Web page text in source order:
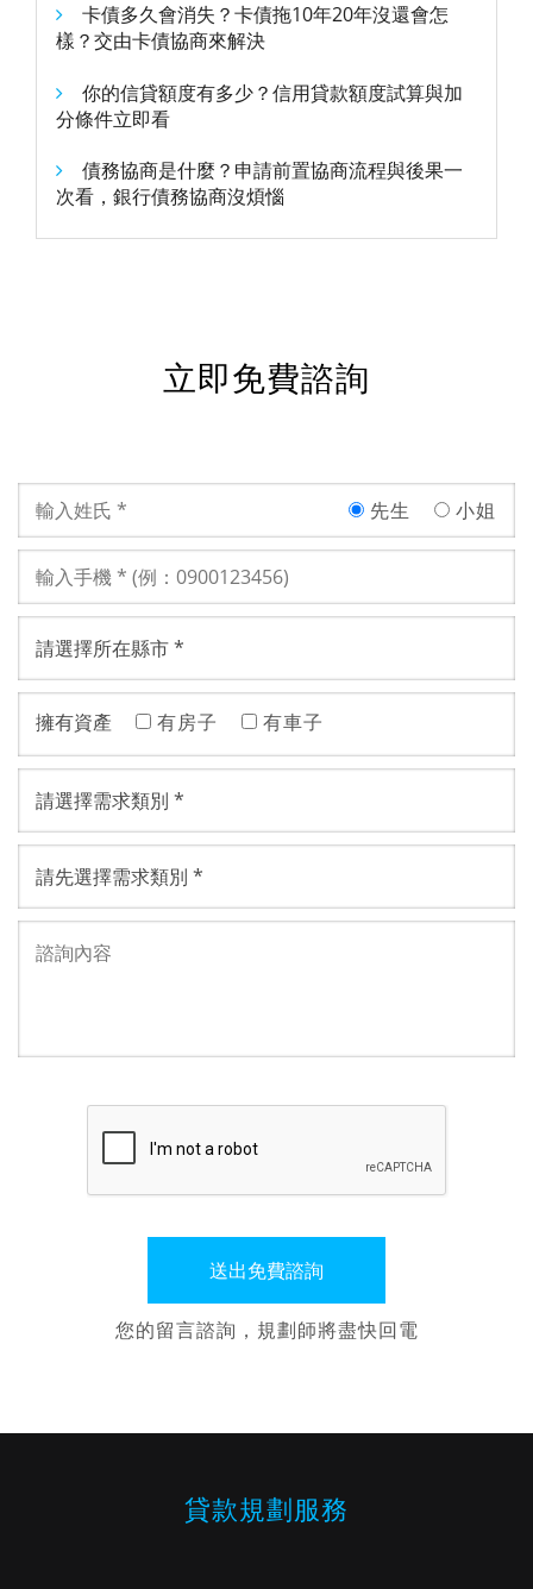
卡債多久會消失？卡債拖10年20年沒還會怎
樣？交由卡債協商來解決
你的信貸額度有多少？信用貸款額度試算與加
分條件立即看
債務協商是什麼？申請前置協商流程與後果一
次看，銀行債務協商沒煩惱
立即免費諮詢
先生 小姐
擁有資產 有房子 有車子
您的留言諮詢，規劃師將盡快回電
貸款規劃服務